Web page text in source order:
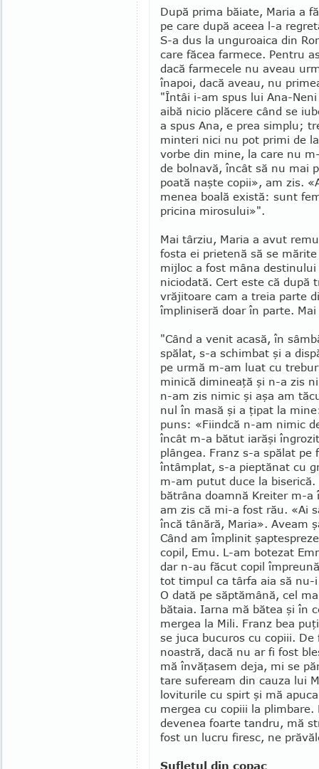
După prima băiate, Maria a
pe care după aceea l-a
S-a dus la un­guroaica din
care făcea farmece. Pentru
dacă farmecele nu aveau
înapoi, dacă aveau, nu
"Întâi i-am spus lui Ana-
aibă nicio plă­cere când se
a spus Ana, e prea simplu;
minteri nici nu pot primi de
vorbe din mine, la care nu
de bolnavă, încât să nu mai
poată naşte copii», am zis.
menea boală există: sunt
pricina mirosu­lui»".
Mai târziu, Maria a avut
fosta ei prie­tenă să se
mijloc a fost mâna
niciodată. Cert este că după
vrăjitoare cam a treia parte
împliniseră doar în parte.
"Când a venit acasă, în
spălat, s-a schimbat şi a
pe urmă m-am luat cu
minică dimineaţă şi n-a zis
n-am zis nimic şi aşa am
nul în masă şi a ţipat la
puns: «Fiind­că n-am ni­mic
în­cât m-a bătut iarăşi
plângea. Franz s-a spălat
întâmplat, s-a piep­tănat cu
m-am putut duce la
bătrâna doamnă Kreiter m-
am zis că mi-a fost rău. «Ai
încă tâ­nără, Maria». Aveam
Când am împlinit
co­pil, Emu. L-am botezat
dar n-au făcut co­pil
tot tim­pul ca târfa aia să nu-
O dată pe săptămâ­nă, cel
bătaia. Iarna mă bă­tea şi în
mer­gea la Mili. Franz bea
se juca bucu­ros cu co­piii.
noastră, dacă nu ar fi fost
mă învăţasem deja, mi se
tare sufeream din cauza lui
loviturile cu spirt şi mă
mer­gea cu copiii la
devenea foarte tandru, mă
fost un lucru firesc, ne
Sufletul din copac